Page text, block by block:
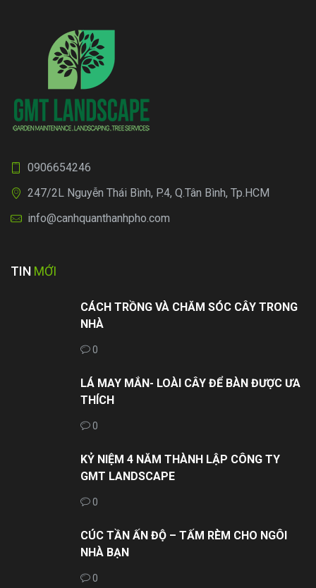
0906654246
247/2L Nguyễn Thái Bình, P.4, Q.Tân Bình, Tp.HCM
info@canhquanthanhpho.com
TIN MỚI
CÁCH TRỒNG VÀ CHĂM SÓC CÂY TRONG
NHÀ
0
LÁ MAY MẮN- LOÀI CÂY ĐỂ BÀN ĐƯỢC ƯA
THÍCH
0
KỶ NIỆM 4 NĂM THÀNH LẬP CÔNG TY
GMT LANDSCAPE
0
CÚC TẦN ẤN ĐỘ – TẤM RÈM CHO NGÔI
NHÀ BẠN
0